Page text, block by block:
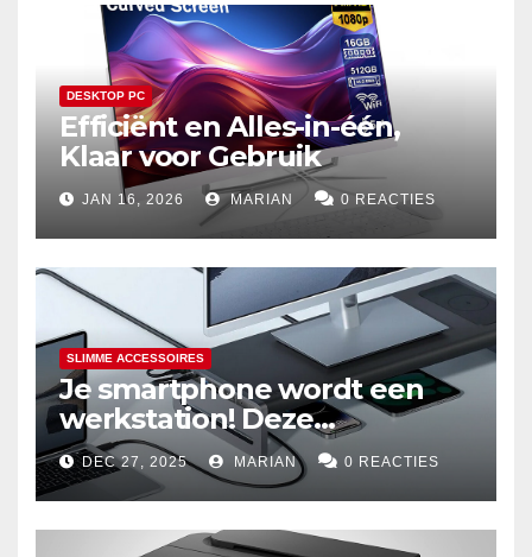
DESKTOP PC
Efficiënt en Alles-in-één,
Klaar voor Gebruik
JAN 16, 2026 MARIAN 0 REACTIES
SLIMME ACCESSOIRES
Je smartphone wordt een
werkstation! Deze
dockingstations zijn het
waard om te kopen
DEC 27, 2025 MARIAN 0 REACTIES